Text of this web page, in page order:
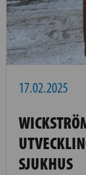
17.02.2025
SJUKHUS